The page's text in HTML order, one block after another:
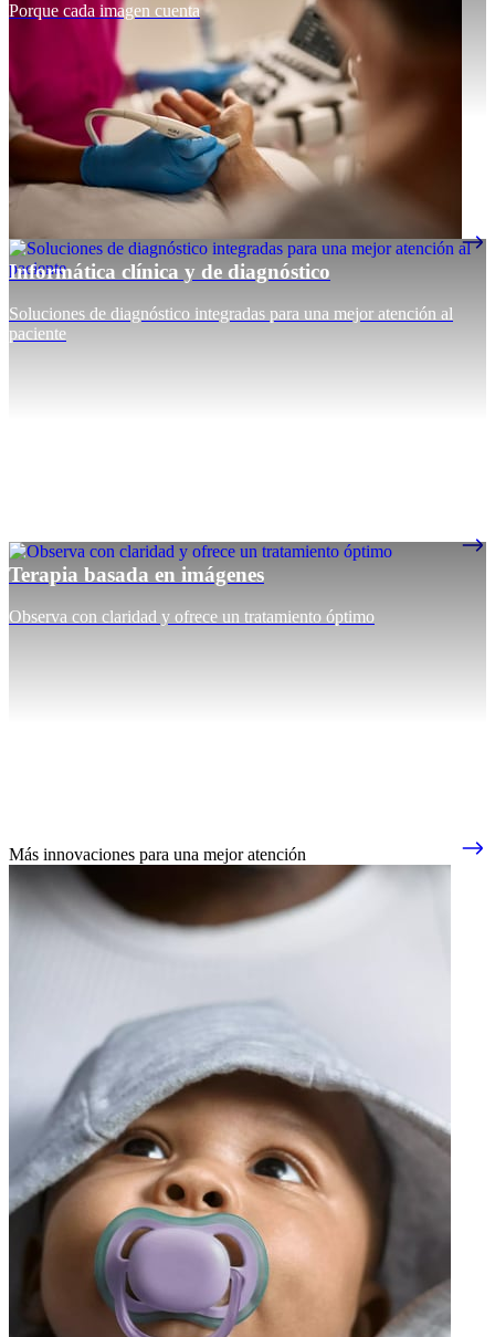
Porque cada imagen cuenta
Informática clínica y de diagnóstico
Soluciones de diagnóstico integradas para una mejor atención al
paciente
Terapia basada en imágenes
Observa con claridad y ofrece un tratamiento óptimo
Más innovaciones para una mejor atención